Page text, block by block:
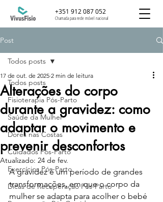
+351 912 087 052
Chamada para rede móvel nacional
Post
Todos posts
Fisioterapia Pós-Parto
Saúde da Mulher
Dores nas Costas
Cuidados Pós-Parto
Exercícios Pós-Parto
Dicas de Recuperação Pós-Parto
Todos posts
Alterações do corpo
durante a gravidez: como
adaptar o movimento e
prevenir desconfortos
17 de out. de 2025 2 min de leitura
Atualizado: 24 de fev.
A gravidez é um período de grandes
transformações, em que o corpo da
mulher se adapta para acolher o bebé